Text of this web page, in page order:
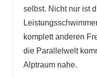
selbst. Nicht nur ist
komplett anderen
die Parallelwelt
Alptraum nahe.